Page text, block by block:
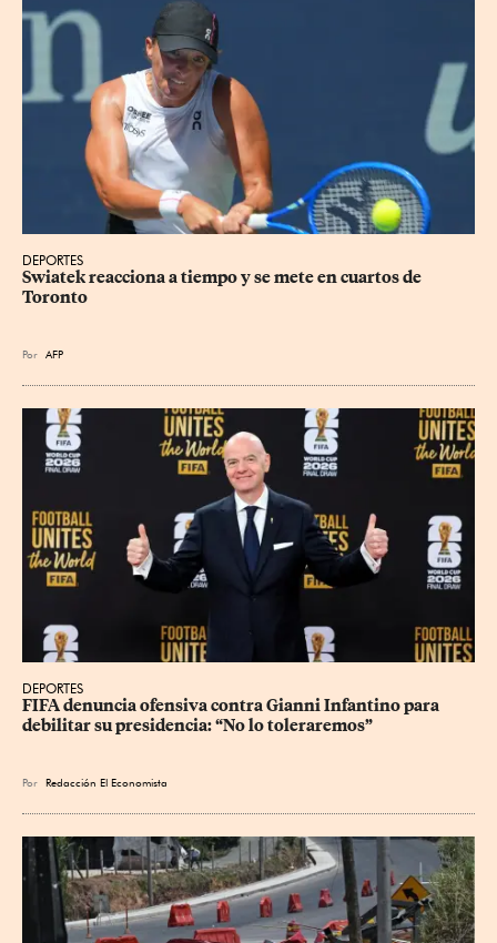
DEPORTES
Swiatek reacciona a tiempo y se mete en cuartos de
Toronto
Por AFP
DEPORTES
FIFA denuncia ofensiva contra Gianni Infantino para
debilitar su presidencia: “No lo toleraremos”
Por Redacción El Economista